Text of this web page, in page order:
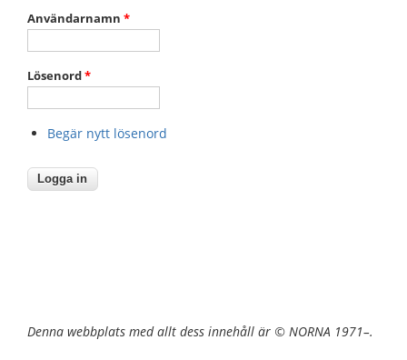
Användarnamn *
Lösenord*
Begär nytt lösenord
Denna webbplats med allt dess innehåll är © NORNA 1971–.